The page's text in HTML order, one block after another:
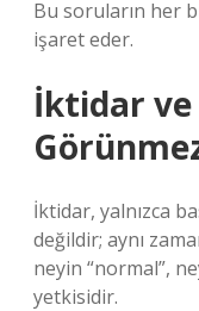
Bu soruların her
işaret eder.
İktidar
İktidar, yalnızca
değildir; aynı
neyin “normal”,
yetkisidir.